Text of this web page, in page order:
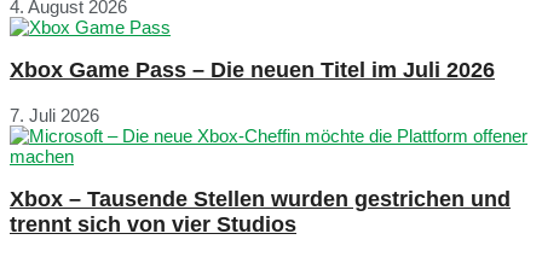
4. August 2026
Xbox Game Pass – Die neuen Titel im Juli 2026
7. Juli 2026
Xbox – Tausende Stellen wurden gestrichen und
trennt sich von vier Studios